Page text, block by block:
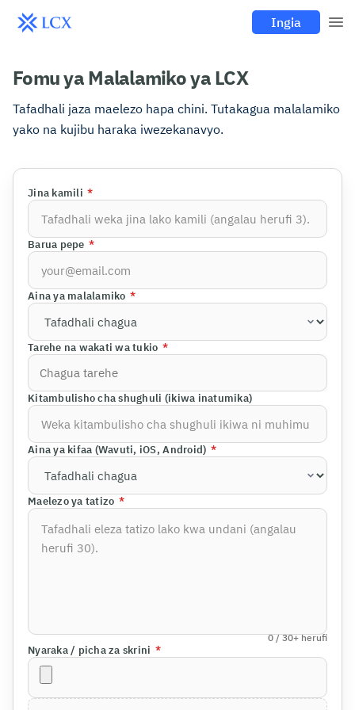
Ingia
Fomu ya Malalamiko ya LCX
Tafadhali jaza maelezo hapa chini. Tutakagua malalamiko
yako na kujibu haraka iwezekanavyo.
Jina kamili *
Barua pepe *
Aina ya malalamiko *
Tarehe na wakati wa tukio *
Kitambulisho cha shughuli (ikiwa inatumika)
Aina ya kifaa (Wavuti, iOS, Android) *
Maelezo ya tatizo *
0/ 30+herufi
Nyaraka / picha za skrini *